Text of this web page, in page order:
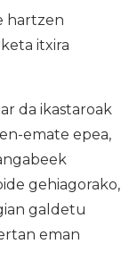
hartzen
itxira
da ikastaroak
emate epea,
gehiagorako,
galdetu
eman